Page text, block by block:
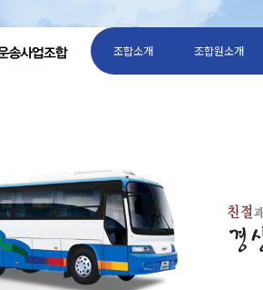
조합소개 조합원소개